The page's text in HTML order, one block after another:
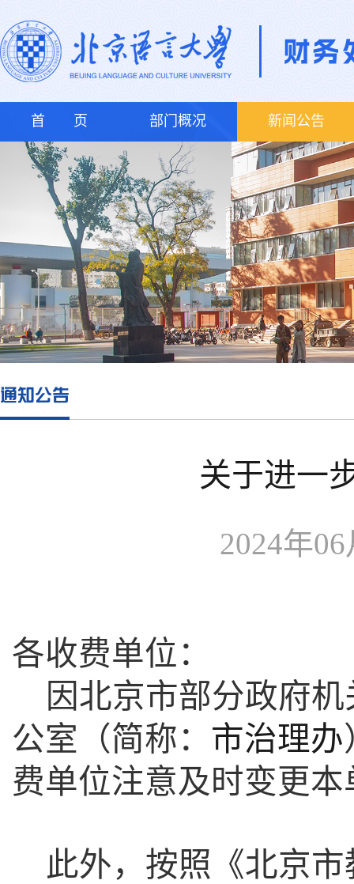
首 页 部门概况 新闻公告
通知公告
关于进一
2024年
各收费单位：
因北京市部分政府
公室（简称： 市治理办
费单位注意及时变更
此外，按照《北京